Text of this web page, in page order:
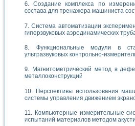
Создание комплекса по
состава для тренажера машиниста
Система автоматизации
гиперзвуковых аэродинамических
Функциональные модули в
ультразвуковых контрольно-
Магнитометрический метод в
металлоконструкций
Перспективы использования
системы управления движением
Компьютерные измерительные
испытаний материалов методом